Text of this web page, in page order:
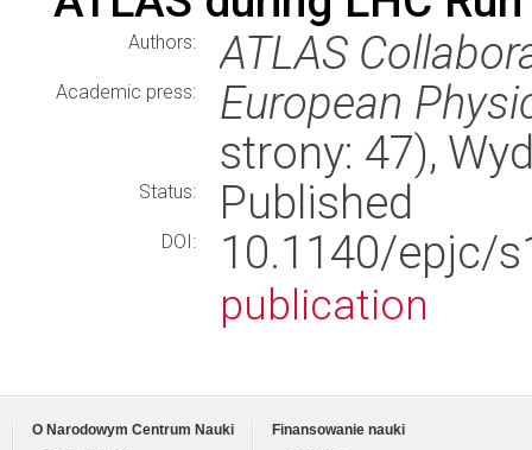
Authors: ATLAS
Academic press:
European
strony: 47),
Status: Published
DOI: 10.1140/epjc/
publication
O Narodowym Centrum Nauki
Finansowanie nauki